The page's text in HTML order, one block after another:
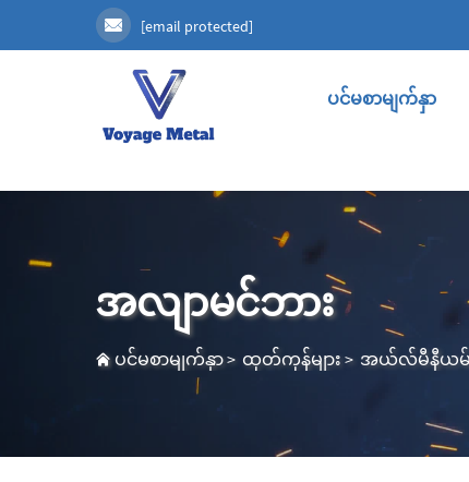
[email protected]
ပင်မစာမျက်နှာ
အလျာမင်ဘား
ပင်မစာမျက်နှာ> ထုတ်ကုန်များ > အယ်လ်မီနီယမ်